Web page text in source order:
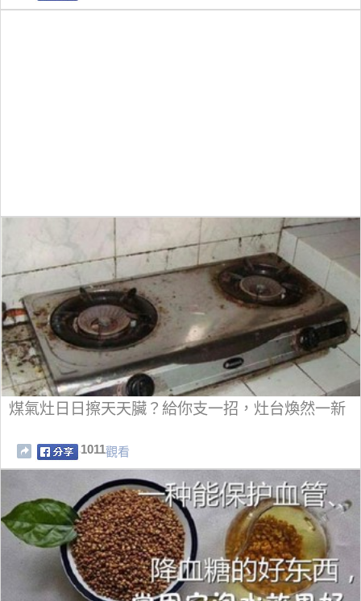
煤氣灶日日擦天天臟？給你支一招，灶台煥然一新
1011觀看